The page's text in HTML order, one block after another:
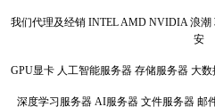
我们代理及经销 INTEL AMD NVIDIA 浪潮
安
GPU显卡 人工智能服务器 存储服务器 大
深度学习服务器 AI服务器 文件服务器 邮